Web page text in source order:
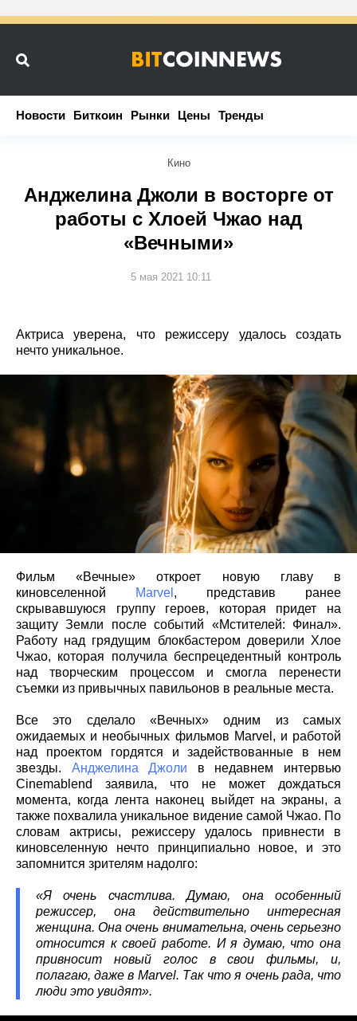
Новости Биткоин Рынки Цены Тренды
Новости Биткоин Рынки Цены Тренды
Кино
Анджелина Джоли в восторге от
работы с Хлоей Чжао над
«Вечными»
5 мая 2021 10:11
Актриса уверена, что режиссеру удалось создать
нечто уникальное.
Фильм «Вечные» откроет новую главу в
киновселенной
Marvel , представив ранее
скрывавшуюся группу героев, которая придет на
защиту Земли после событий «Мстителей: Финал».
Работу над грядущим блокбастером доверили Хлое
Чжао, которая получила беспрецедентный контроль
над творческим процессом и смогла перенести
съемки из привычных павильонов в реальные места.
Все это сделало «Вечных» одним из самых
ожидаемых и необычных фильмов Marvel, и работой
над проектом гордятся и задействованные в нем
звезды. Анджелина Джоли в недавнем интервью
Cinemablend заявила, что не может дождаться
момента, когда лента наконец выйдет на экраны, а
также похвалила уникальное видение самой Чжао. По
словам актрисы, режиссеру удалось привнести в
киновселенную нечто принципиально новое, и это
запомнится зрителям надолго:
«Я очень счастлива. Думаю, она особенный
режиссер, она действительно интересная
женщина. Она очень внимательна, очень серьезно
относится к своей работе. И я думаю, что она
привносит новый голос в свои фильмы, и,
полагаю, даже в Marvel. Так что я очень рада, что
люди это увидят».